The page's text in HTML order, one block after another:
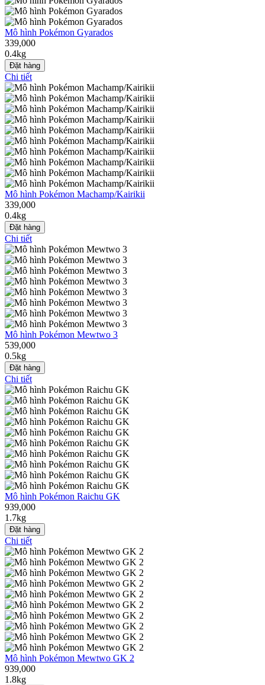
Mô hình Pokémon Gyarados
339,000
0.4kg
Đặt hàng
Chi tiết
Mô hình Pokémon Machamp/Kairikii
339,000
0.4kg
Đặt hàng
Chi tiết
Mô hình Pokémon Mewtwo 3
539,000
0.5kg
Đặt hàng
Chi tiết
Mô hình Pokémon Raichu GK
939,000
1.7kg
Đặt hàng
Chi tiết
Mô hình Pokémon Mewtwo GK 2
939,000
1.8kg